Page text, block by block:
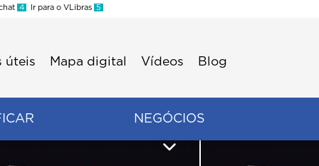
4 Ir para o VLibras 5
úteis Mapa digital Vídeos Blog
NEGÓCIOS